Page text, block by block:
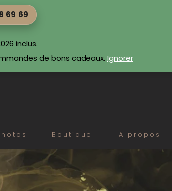
69 69
Boutique A propos
inclus.
de bons cadeaux. Ignorer